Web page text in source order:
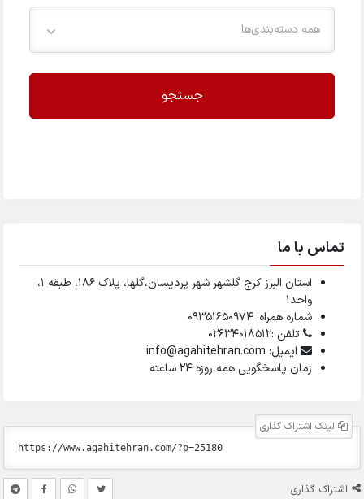
همه دسته‌بندی‌ها
جستجو
تماس با ما
استان البرز کرج گلشهر شهر پردیسان،گلها، پلاک ۱۸۶، طبقه ۱،
واحد1
شماره همراه: 09351650974
تلفن :02634018512
ایمیل: info@agahitehran.com
زمان پاسخگویی همه روزه 24 ساعته
لینک اشتراک گذاری
اشتراک گذاری